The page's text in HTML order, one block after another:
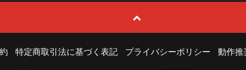
特定商取引法に基づく表記 プライバシーポリシー 動作推